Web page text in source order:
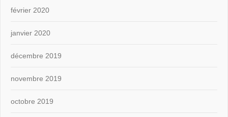
février 2020
janvier 2020
décembre 2019
novembre 2019
octobre 2019